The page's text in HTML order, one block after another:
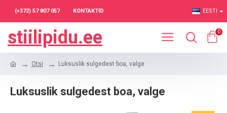
(+372) 57 807 057 KONTAKTID EESTI
stiilipidu.ee 0
Otsi Luksuslik sulgedest boa, valge
Luksuslik sulgedest boa, valge